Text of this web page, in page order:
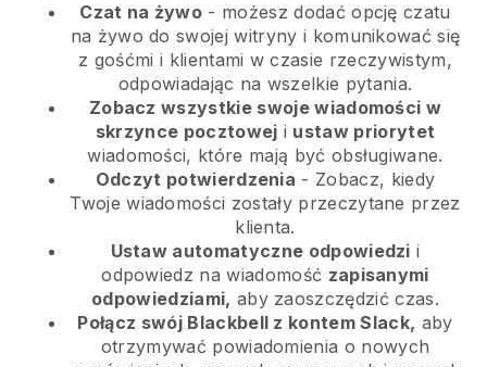
Czat na żywo - możesz dodać opcję czatu
na żywo do swojej witryny i komunikować się
z gośćmi i klientami w czasie rzeczywistym,
odpowiadając na wszelkie pytania.
Zobacz wszystkie swoje wiadomości w
skrzynce pocztowej i ustaw priorytet
wiadomości, które mają być obsługiwane.
Odczyt potwierdzenia - Zobacz, kiedy
Twoje wiadomości zostały przeczytane przez
klienta.
Ustaw automatyczne odpowiedzi i
odpowiedz na wiadomość zapisanymi
odpowiedziami, aby zaoszczędzić czas.
Połącz swój Blackbell z kontem Slack, aby
otrzymywać powiadomienia o nowych